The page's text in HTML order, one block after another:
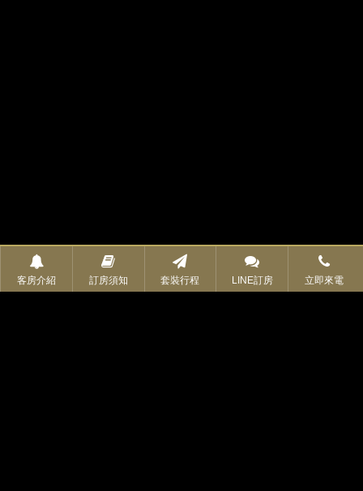
客房介紹 訂房須知 套裝行程 LINE訂房 立即來電